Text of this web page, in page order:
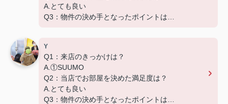
A.とても良い
Q3：物件の決め手となったポイントは？
Y
Q1：来店のきっかけは？
A.①SUUMO
Q2：当店でお部屋を決めた満足度は？
A.とても良い
Q3：物件の決め手となったポイントは？